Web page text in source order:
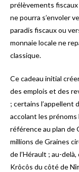
prélèvements fiscaux
ne pourra s’envoler
paradis fiscaux ou
monnaie locale ne
classique.
Ce cadeau initial
des emplois et des
; certains l’appellent
accolant les
référence au plan de
millions de Graines
de l’Hérault ; au-
Krôcôs du côté de